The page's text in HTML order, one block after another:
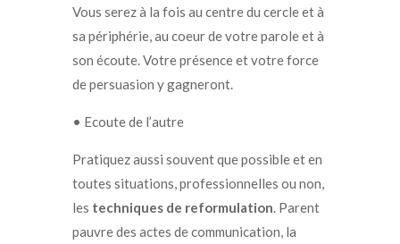
Vous serez à la fois au centre du cercle et à
sa périphérie, au coeur de votre parole et à
son écoute. Votre présence et votre force
de persuasion y gagneront.
• Ecoute de l’autre
Pratiquez aussi souvent que possible et en
toutes situations, professionnelles ou non,
les techniques de reformulation. Parent
pauvre des actes de communication, la